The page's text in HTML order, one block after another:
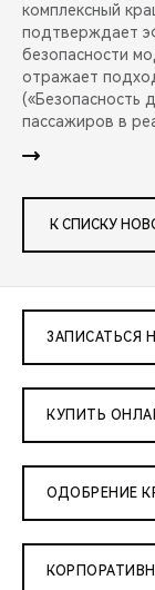
комплексный
подтверждает
безопасности
отражает
(«Безопасность
пассажиров в
К СПИСКУ
ЗАПИСАТЬСЯ
КУПИТЬ
ОДОБРЕНИЕ